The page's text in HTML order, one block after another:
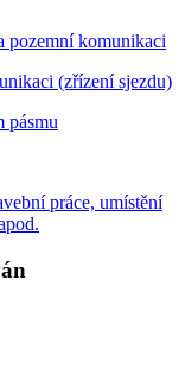
pozemní komunikaci
(zřízení sjezdu)
pásmu
práce, umístění